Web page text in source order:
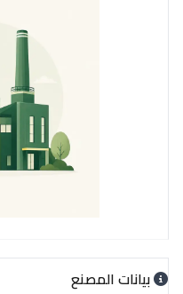
بيانات المصنع